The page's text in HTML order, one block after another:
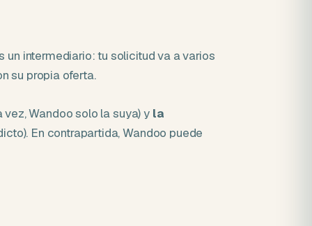
intermediario: tu solicitud va a varios
su propia oferta.
Wandoo solo la suya) y la
En contrapartida, Wandoo puede